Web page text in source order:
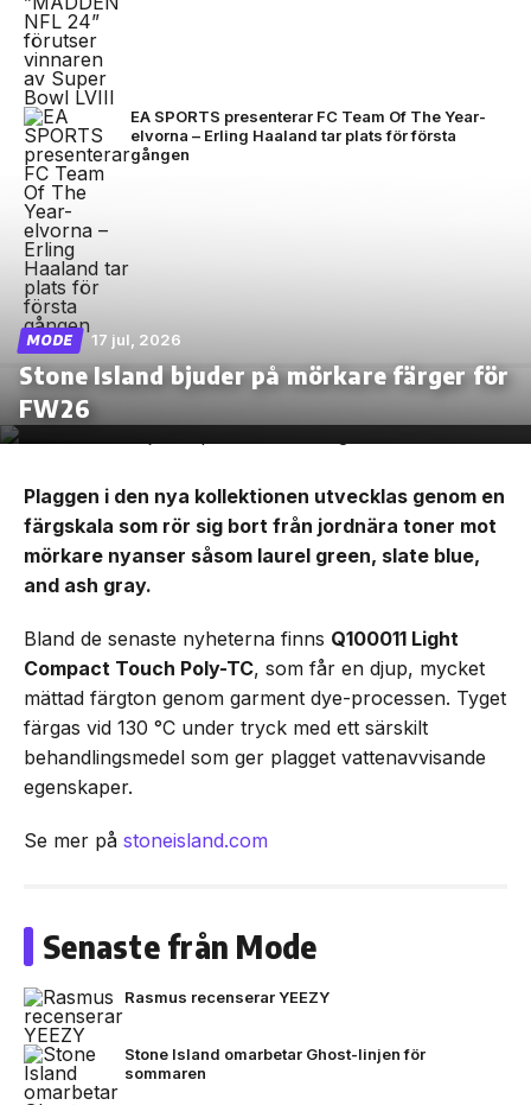
EA SPORTS presenterar FC Team Of The Year-
elvorna – Erling Haaland tar plats för första
gången
MODE 17 jul, 2026
Stone Island bjuder på mörkare färger för
FW26
Plaggen i den nya kollektionen utvecklas genom en
färgskala som rör sig bort från jordnära toner mot
mörkare nyanser såsom laurel green, slate blue,
and ash gray.
Bland de senaste nyheterna finns Q100011 Light
Compact Touch Poly-TC, som får en djup, mycket
mättad färgton genom garment dye-processen. Tyget
färgas vid 130 °C under tryck med ett särskilt
behandlingsmedel som ger plagget vattenavvisande
egenskaper.
Se mer på stoneisland.com
Senaste från Mode
Rasmus recenserar YEEZY
Stone Island omarbetar Ghost-linjen för
sommaren